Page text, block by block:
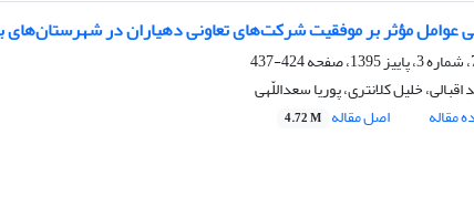
عوامل مؤثر بر موفقیت شرکت‌های تعاونی دهیاران در
424-437
خلیل کلانتری، پوریا سعداللّهی
مقاله
اصل مقاله 4.72 M